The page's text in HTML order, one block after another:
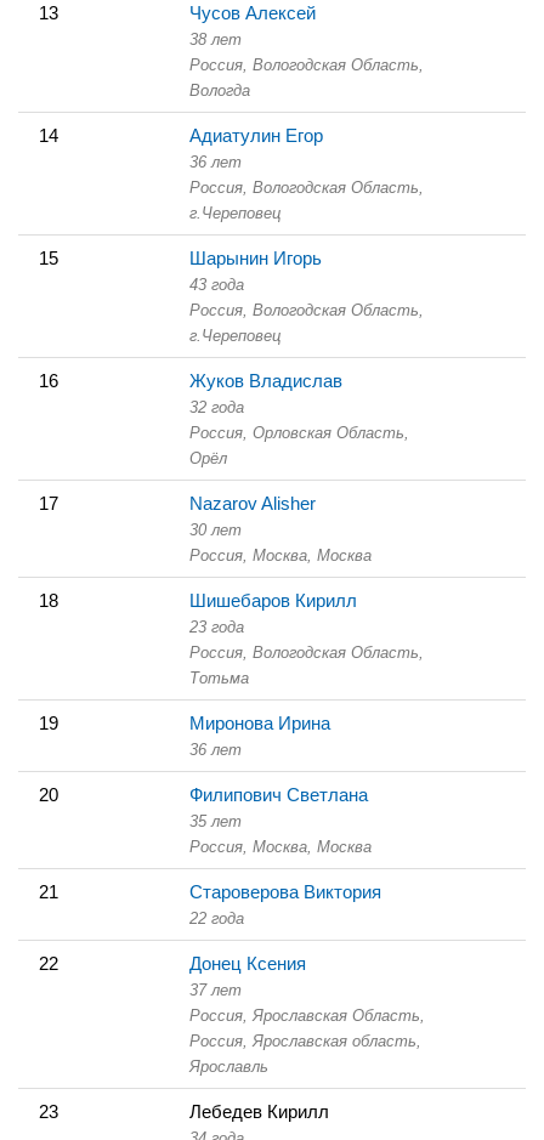
13 Чусов Алексей
38 лет
Россия, Вологодская Область,
Вологда
14 Адиатулин Егор
36 лет
Россия, Вологодская Область,
г.Череповец
15 Шарынин Игорь
43 года
Россия, Вологодская Область,
г.Череповец
16 Жуков Владислав
32 года
Россия, Орловская Область,
Орёл
17 Nazarov Alisher
30 лет
Россия, Москва, Москва
18 Шишебаров Кирилл
23 года
Россия, Вологодская Область,
Тотьма
19 Миронова Ирина
36 лет
20 Филипович Светлана
35 лет
Россия, Москва, Москва
21 Староверова Виктория
22 года
22 Донец Ксения
37 лет
Россия, Ярославская Область,
Россия, Ярославская область,
Ярославль
23 Лебедев Кирилл